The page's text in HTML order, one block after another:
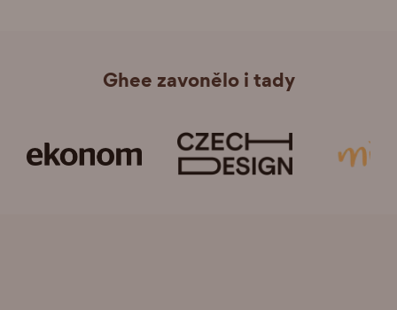
Ghee zavonělo i tady